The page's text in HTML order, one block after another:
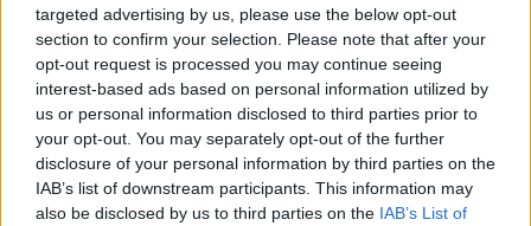
targeted advertising by us, please use the below opt-out
section to confirm your selection. Please note that after your
opt-out request is processed you may continue seeing
interest-based ads based on personal information utilized by
us or personal information disclosed to third parties prior to
your opt-out. You may separately opt-out of the further
disclosure of your personal information by third parties on the
IAB’s list of downstream participants. This information may
also be disclosed by us to third parties on the IAB’s List of
2021 Fiorentina 1-0 Cagliari
Fiorentina Cagliari
2019 Cagliari 5-2 Fiorentina